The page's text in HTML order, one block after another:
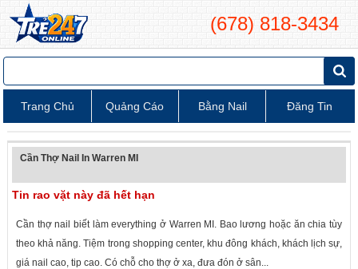
(678) 818-3434
Trang Chủ Quảng Cáo Bằng Nail Đăng Tin
Cần Thợ Nail In Warren MI
Tin rao vặt này đã hết hạn
Cần thợ nail biết làm everything ở Warren MI. Bao lương hoặc ăn chia tùy
theo khả năng. Tiệm trong shopping center, khu đông khách, khách lịch sự,
giá nail cao, tip cao. Có chỗ cho thợ ở xa, đưa đón ở sân...